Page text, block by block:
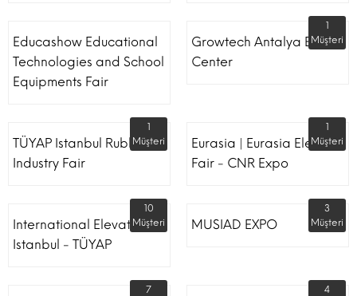
Educashow Educational
Technologies and School
Equipments Fair
Growtech Antalya Expo
Center
1
Müşteri
TÜYAP Istanbul Rubber
Industry Fair
1
Müşteri
Eurasia | Eurasia Elevator
Fair - CNR Expo
1
Müşteri
International Elevator
Istanbul - TÜYAP
10
Müşteri
MUSIAD EXPO
3
Müşteri
7
4